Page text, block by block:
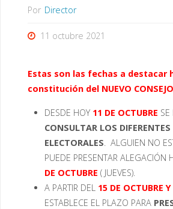
Por Director
11 octubre 2021
Estas son las fechas a destacar
constitución del NUEVO CONSEJO
DESDE HOY 11 DE OCTUBRE SE
CONSULTAR LOS DIFERENTES
ELECTORALES . ALGUIEN NO
PUEDE PRESENTAR ALEGACIÓN
DE OCTUBRE ( JUEVES).
A PARTIR DEL 15 DE OCTUBRE
ESTABLECE EL PLAZO PARA